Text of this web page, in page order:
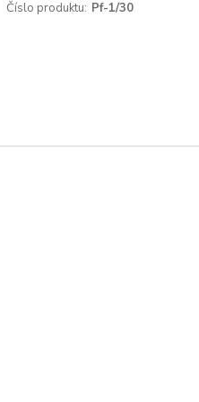
Číslo produktu: Pf-1/30